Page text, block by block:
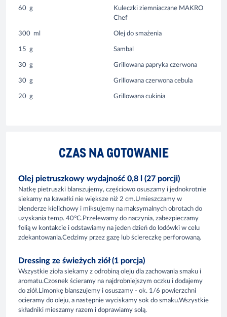
60 g
Kuleczki ziemniaczane MAKRO
Chef
300 ml Olej do smażenia
15 g Sambal
30 g Grillowana papryka czerwona
30 g Grillowana czerwona cebula
20 g Grillowana cukinia
CZAS NA GOTOWANIE
Olej pietruszkowy wydajność 0,8 l (27 porcji)
Natkę pietruszki blanszujemy, częściowo osuszamy i jednokrotnie
siekamy na kawałki nie większe niż 2 cm.Umieszczamy w
blenderze kielichowy i miksujemy na maksymalnych obrotach do
uzyskania temp. 40°C.Przelewamy do naczynia, zabezpieczamy
folią w kontakcie i odstawiamy na jeden dzień do lodówki w celu
zdekantowania.Cedzimy przez gazę lub ściereczkę perforowaną.
Dressing ze świeżych ziół (1 porcja)
Wszystkie zioła siekamy z odrobiną oleju dla zachowania smaku i
aromatu.Czosnek ścieramy na najdrobniejszym oczku i dodajemy
do ziół.Limonkę blanszujemy i osuszamy - ok. 1/6 powierzchni
ocieramy do oleju, a następnie wyciskamy sok do smaku.Wszystkie
składniki mieszamy razem i doprawiamy solą.